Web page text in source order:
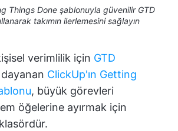
Things Done şablonuyla güvenilir GTD
takımın ilerlemesini sağlayın
verimlilik için GTD
dayanan ClickUp'ın Getting
, büyük görevleri
öğelerine ayırmak için